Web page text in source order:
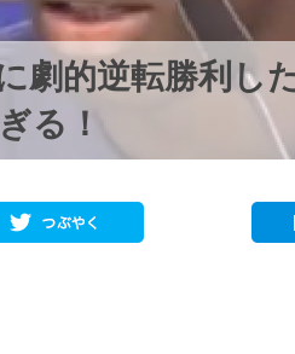
劇的逆転勝利し
る！